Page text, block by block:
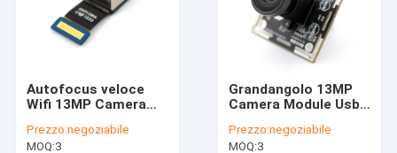
Autofocus veloce
Wifi 13MP Camera
sensore di Sony
IMX214
Prezzo:negoziabile
MOQ:3
Grandangolo 13MP
Camera Module Usb
di colore del ODM
Prezzo:negoziabile
MOQ:3